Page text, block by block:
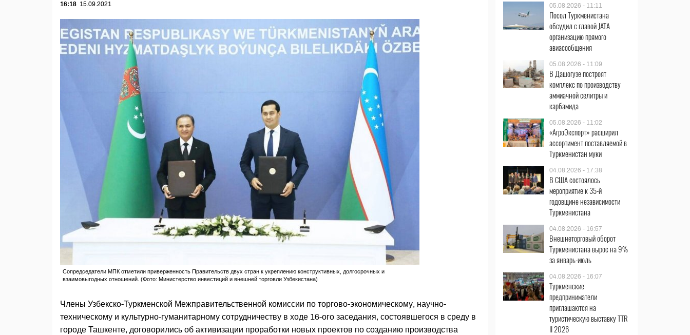
16:18 15.09.2021
Cопредседатели МПК отметили приверженность Правительств двух стран к укреплению конструктивных, долгосрочных и
взаимовыгодных отношений. (Фото: Министерство инвестиций и внешней торговли Узбекистана)
Члены Узбекско-Туркменской Межправительственной комиссии по торгово-экономическому, научно-
техническому и культурно-гуманитарному сотрудничеству в ходе 16-ого заседания, состоявшегося в среду в
городе Ташкенте, договорились об активизации проработки новых проектов по созданию производства
05.08.2026 - 11:11
Посол Туркменистана
обсудил с главой JATA
организацию прямого
авиасообщения
05.08.2026 - 11:09
В Дашогузе построят
комплекс по производству
аммиачной селитры и
карбамида
05.08.2026 - 11:02
«АгроЭкспорт» расширил
ассортимент поставляемой в
Туркменистан муки
04.08.2026 - 17:38
В США состоялось
мероприятие к 35-й
годовщине независимости
Туркменистана
04.08.2026 - 16:57
Внешнеторговый оборот
Туркменистана вырос на 9%
за январь-июль
04.08.2026 - 16:07
Туркменские
предприниматели
приглашаются на
туристическую выставку TTR
II 2026